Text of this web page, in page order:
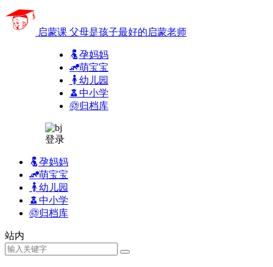
启蒙课 父母是孩子最好的启蒙老师
孕妈妈
萌宝宝
幼儿园
中小学
归档库
登录
孕妈妈
萌宝宝
幼儿园
中小学
归档库
站内